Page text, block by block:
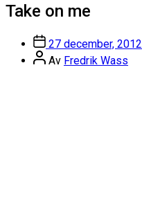
Take on me
Inläggsdatum
27 december, 2012
Inläggsförfattare
Av Fredrik Wass